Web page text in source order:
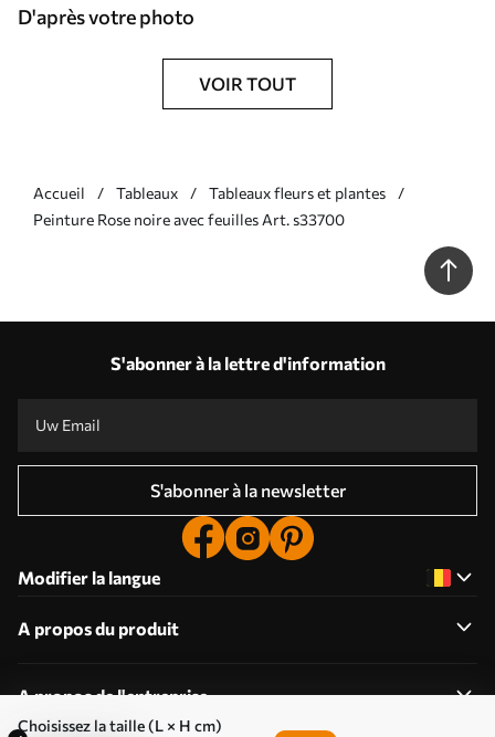
Choisissez la taille (L × H cm)
D'après votre photo
VOIR TOUT
Accueil Tableaux
Tableaux fleurs et plantes
Peinture Rose noire avec feuilles Art. s33700
S'abonner à la lettre d'information
S'abonner à la newsletter
Modifier la langue
A propos du produit
A propos de l'entreprise